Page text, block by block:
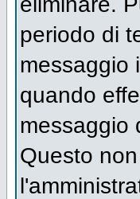
periodo di
messaggio
quando
messaggio
Questo